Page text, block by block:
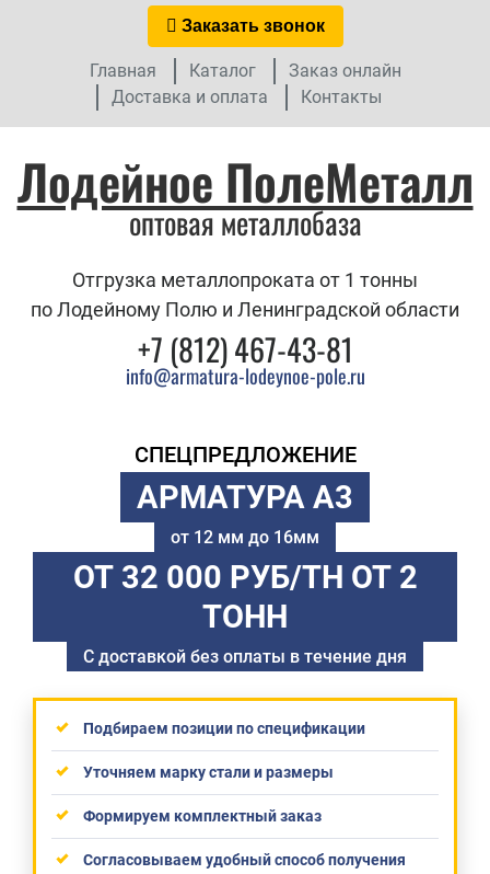
Заказать звонок
Главная Каталог
Заказ онлайн
Доставка и оплата
Контакты
Лодейное ПолеМеталл
оптовая металлобаза
Отгрузка металлопроката от 1 тонны
по Лодейному Полю и Ленинградской области
+7 (812) 467-43-81
info@armatura-lodeynoe-pole.ru
СПЕЦПРЕДЛОЖЕНИЕ
АРМАТУРА А3
от 12 мм до 16мм
ОТ 32 000 РУБ/ТН ОТ 2
ТОНН
С доставкой без оплаты в течение дня
Подбираем позиции по спецификации
Уточняем марку стали и размеры
Формируем комплектный заказ
Согласовываем удобный способ получения